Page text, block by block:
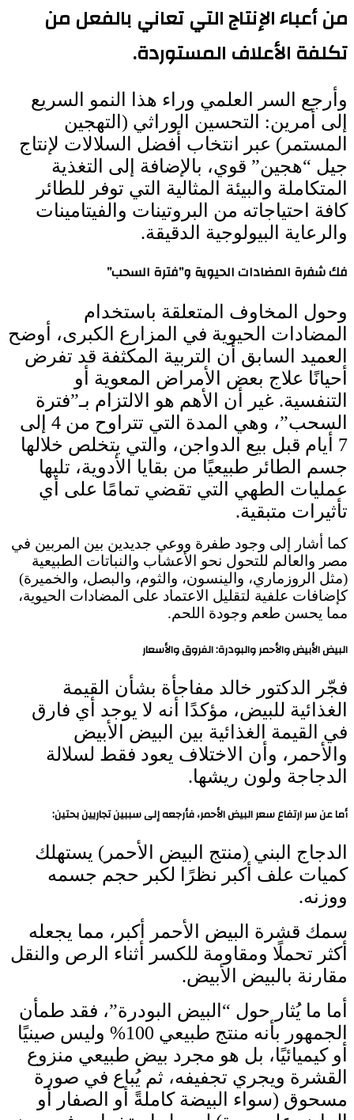
من أعباء الإنتاج التي تعاني بالفعل من
تكلفة الأعلاف المستوردة.
وأرجع السر العلمي وراء هذا النمو السريع
إلى أمرين: التحسين الوراثي (التهجين
المستمر) عبر انتخاب أفضل السلالات لإنتاج
جيل “هجين” قوي، بالإضافة إلى التغذية
المتكاملة والبيئة المثالية التي توفر للطائر
كافة احتياجاته من البروتينات والفيتامينات
والرعاية البيولوجية الدقيقة.
فك شفرة المضادات الحيوية و”فترة السحب”
وحول المخاوف المتعلقة باستخدام
المضادات الحيوية في المزارع الكبرى، أوضح
العميد السابق أن التربية المكثفة قد تفرض
أحيانًا علاج بعض الأمراض المعوية أو
التنفسية. غير أن الأهم هو الالتزام بـ”فترة
السحب”، وهي المدة التي تتراوح من 4 إلى
7 أيام قبل بيع الدواجن، والتي يتخلص خلالها
جسم الطائر طبيعيًا من بقايا الأدوية، تليها
عمليات الطهي التي تقضي تمامًا على أي
تأثيرات متبقية.
كما أشار إلى وجود طفرة ووعي جديدين بين المربين في
مصر والعالم للتحول نحو الأعشاب والنباتات الطبيعية
(مثل الروزماري، والينسون، والثوم، والبصل، والخميرة)
كإضافات علفية لتقليل الاعتماد على المضادات الحيوية،
مما يحسن طعم وجودة اللحم.
البيض الأبيض والأحمر والبودرة: الفروق والأسعار
فجّر الدكتور خالد مفاجأة بشأن القيمة
الغذائية للبيض، مؤكدًا أنه لا يوجد أي فارق
في القيمة الغذائية بين البيض الأبيض
والأحمر، وأن الاختلاف يعود فقط لسلالة
الدجاجة ولون ريشها.
أما عن سر ارتفاع سعر البيض الأحمر، فأرجعه إلى سببين تجاريين بحتين:
الدجاج البني (منتج البيض الأحمر) يستهلك
كميات علف أكبر نظرًا لكبر حجم جسمه
ووزنه.
سمك قشرة البيض الأحمر أكبر، مما يجعله
أكثر تحملًا ومقاومة للكسر أثناء الرص والنقل
مقارنة بالبيض الأبيض.
أما ما يُثار حول “البيض البودرة”، فقد طمأن
الجمهور بأنه منتج طبيعي 100% وليس صينيًا
أو كيميائيًا، بل هو مجرد بيض طبيعي منزوع
القشرة ويجري تجفيفه، ثم يُباع في صورة
مسحوق (سواء البيضة كاملةً أو الصفار أو